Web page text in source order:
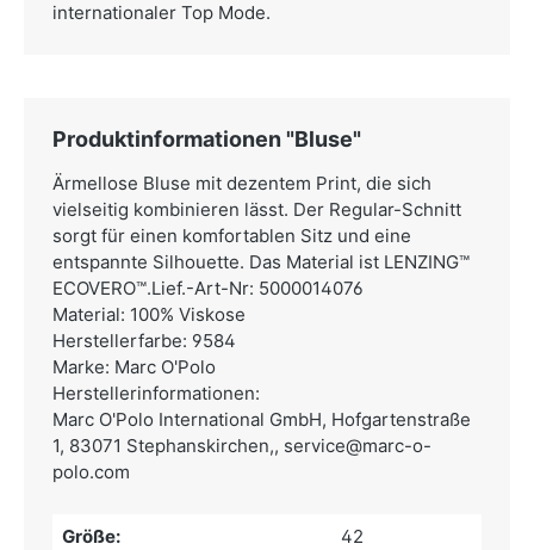
internationaler Top Mode.
Produktinformationen "Bluse"
Ärmellose Bluse mit dezentem Print, die sich
vielseitig kombinieren lässt. Der Regular-Schnitt
sorgt für einen komfortablen Sitz und eine
entspannte Silhouette. Das Material ist LENZING™
ECOVERO™.Lief.-Art-Nr: 5000014076
Material: 100% Viskose
Herstellerfarbe: 9584
Marke: Marc O'Polo
Herstellerinformationen:
Marc O'Polo International GmbH, Hofgartenstraße
1, 83071 Stephanskirchen,, service@marc-o-
polo.com
Größe: 42